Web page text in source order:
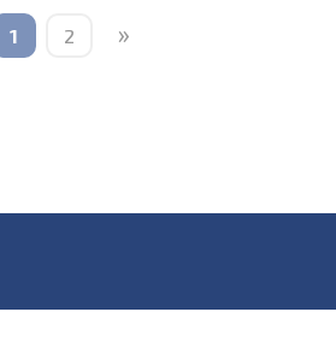
1 2 »